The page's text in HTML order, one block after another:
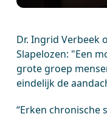
Dr. Ingrid Verbeek
Slapelozen: "Een
grote groep
eindelijk de
“Erken chronische